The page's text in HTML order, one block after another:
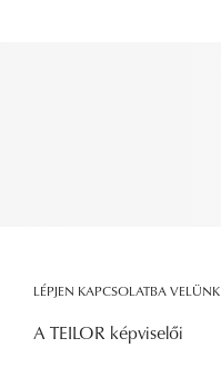
LÉPJEN KAPCSOLATBA VELÜNK
A TEILOR képviselői